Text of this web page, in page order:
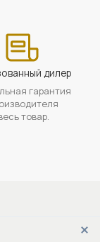
дилер
гарантия
товар.